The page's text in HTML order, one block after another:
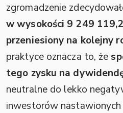
zgromadzenie
w wysokości 9 249
przeniesiony na kolejny
praktyce oznacza to, że
tego zysku na
neutralne do lekko
inwestorów nastawionych